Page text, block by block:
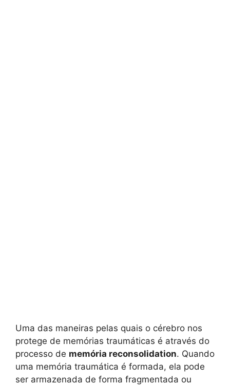
Uma das maneiras pelas quais o cérebro nos
protege de memórias traumáticas é através do
processo de memória reconsolidation. Quando
uma memória traumática é formada, ela pode
ser armazenada de forma fragmentada ou